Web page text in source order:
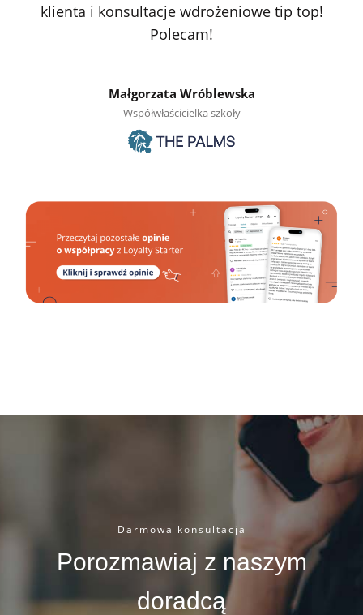
klienta i konsultacje wdrożeniowe tip top!
Polecam!
Małgorzata Wróblewska
Współwłaścicielka szkoły
Darmowa konsultacja
Porozmawiaj z naszym
doradcą